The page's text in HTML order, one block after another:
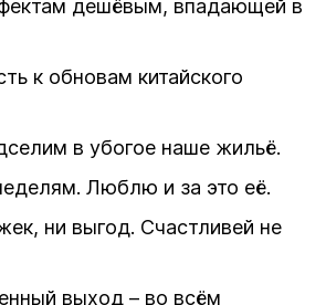
дешёвым, впадающей в
к обновам китайского
в убогое наше жильё.
Люблю и за это её.
ни выгод. Счастливей не
выход – во всём